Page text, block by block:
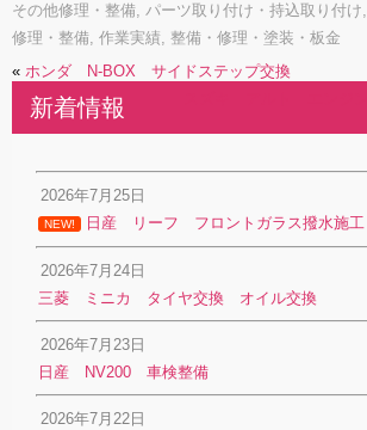
その他修理・整備, パーツ取り付け・持込取り付け,
修理・整備, 作業実績, 整備・修理・塗装・板金
« ホンダ N-BOX サイドステップ交換
新着情報
2026年7月25日
NEW! 日産 リーフ フロントガラス撥水施工
2026年7月24日
三菱 ミニカ タイヤ交換 オイル交換
2026年7月23日
日産 NV200 車検整備
2026年7月22日